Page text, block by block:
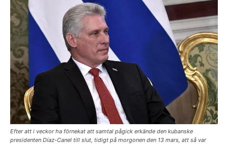
Efter att i veckor ha förnekat att samtal pågick erkände den kubanske
presidenten Díaz-Canel till slut, tidigt på morgonen den 13 mars, att så var